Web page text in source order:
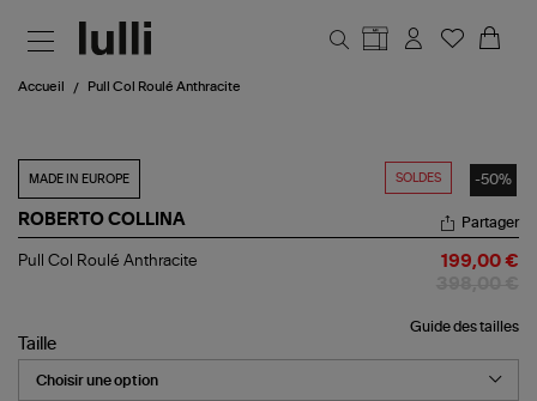
Accueil Pull Col Roulé Anthracite
SOLDES -50%
MADE IN EUROPE
ROBERTO COLLINA
Pull
Partager
Pull Col Roulé Anthracite 199,00 €
Guide des tailles
Taille